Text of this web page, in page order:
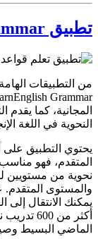
تطبيق LearnEnglish Grammar
من التطبيقات
المجانية، كما يقدم
النحوية في اللغة
يحتوي التطبيق على
المتقدم، فهو
والمستوى المتقدم.
يمكنك الانتقال
الماضي البسيط